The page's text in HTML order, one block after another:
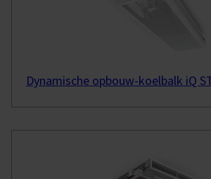
Dynamische opbouw-koelbalk iQ